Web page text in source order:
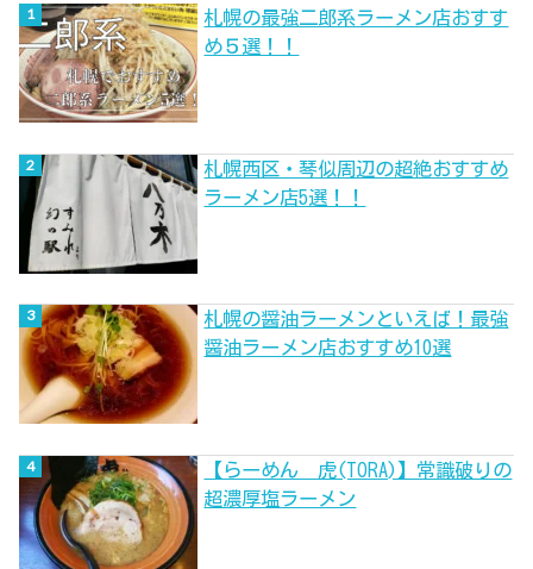
札幌の最強二郎系ラーメン店おすす
め５選！！
札幌西区・琴似周辺の超絶おすすめ
ラーメン店5選！！
札幌の醤油ラーメンといえば！最強
醤油ラーメン店おすすめ10選
【らーめん 虎(TORA)】常識破りの
超濃厚塩ラーメン